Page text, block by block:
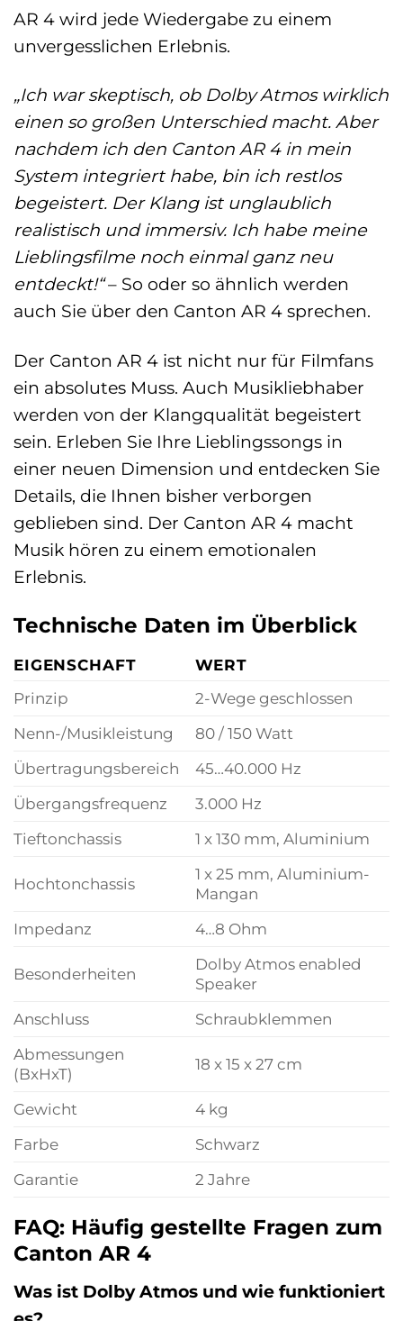
AR 4 wird jede Wiedergabe zu einem
unvergesslichen Erlebnis.
„Ich war skeptisch, ob Dolby Atmos wirklich
einen so großen Unterschied macht. Aber
nachdem ich den Canton AR 4 in mein
System integriert habe, bin ich restlos
begeistert. Der Klang ist unglaublich
realistisch und immersiv. Ich habe meine
Lieblingsfilme noch einmal ganz neu
entdeckt!“– So oder so ähnlich werden
auch Sie über den Canton AR 4 sprechen.
Der Canton AR 4 ist nicht nur für Filmfans
ein absolutes Muss. Auch Musikliebhaber
werden von der Klangqualität begeistert
sein. Erleben Sie Ihre Lieblingssongs in
einer neuen Dimension und entdecken Sie
Details, die Ihnen bisher verborgen
geblieben sind. Der Canton AR 4 macht
Musik hören zu einem emotionalen
Erlebnis.
Technische Daten im Überblick
EIGENSCHAFT
WERT
Prinzip
2-Wege geschlossen
Nenn-/Musikleistung
80 / 150 Watt
Übertragungsbereich
45…40.000 Hz
Übergangsfrequenz
3.000 Hz
Tieftonchassis
1 x 130 mm, Aluminium
Hochtonchassis
1 x 25 mm, Aluminium-
Mangan
Impedanz
4…8 Ohm
Besonderheiten
Dolby Atmos enabled
Speaker
Anschluss
Schraubklemmen
Abmessungen
(BxHxT)
18 x 15 x 27 cm
Gewicht
4 kg
Farbe
Schwarz
Garantie
2 Jahre
FAQ: Häufig gestellte Fragen zum
Canton AR 4
Was ist Dolby Atmos und wie funktioniert